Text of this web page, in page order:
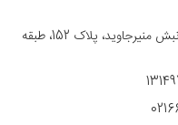
آدرس: خیابان کارگر جنوبی، خیابان روانمهر، نبش منیرجاوید، پلاک 152، طبقه